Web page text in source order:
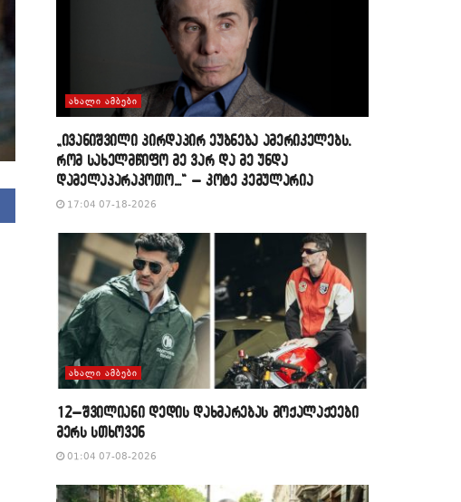
ᲐᲮᲐᲚᲘ ᲐᲛᲑᲔᲑᲘ
„ივანიშვილი პირდაპირ ეუბნება ამერიკელებს,
რომ სახელმწიფო მე ვარ და მე უნდა
დამელაპარაკოთო…“ – კოტე კემულარია
17:04 07-18-2026
ᲐᲮᲐᲚᲘ ᲐᲛᲑᲔᲑᲘ
12–შვილიანი დედის დახმარებას მოქალაქეები
მერს სთხოვენ
01:04 07-08-2026